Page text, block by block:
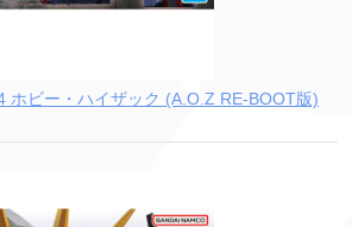
ホビー・ハイザック (A.O.Z RE-BOOT版)